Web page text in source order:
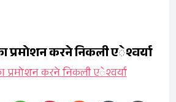
प्रमोशन करने निकली एेश्वर्या